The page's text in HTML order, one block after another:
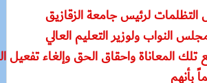
التظلمات لرئيس جامعة الزقازيق
النواب ولوزير التعليم العالي
تلك المعاناة واحقاق الحق وإلغاء تفعيل
بأنهم